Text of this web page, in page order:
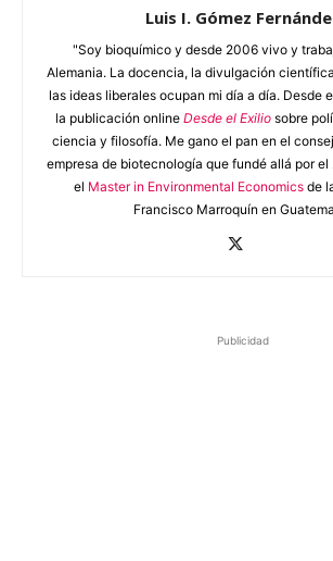
Luis I. Gómez
"Soy bioquímico y desde 2006 vivo y
Alemania. La docencia, la divulgación
las ideas liberales ocupan mi día a día. Desde
la publicación online Desde el Exilio sobre
ciencia y filosofía. Me gano el pan en el
empresa de biotecnología que fundé allá por
el Master in Environmental Economics de
Francisco Marroquín en
Publicidad